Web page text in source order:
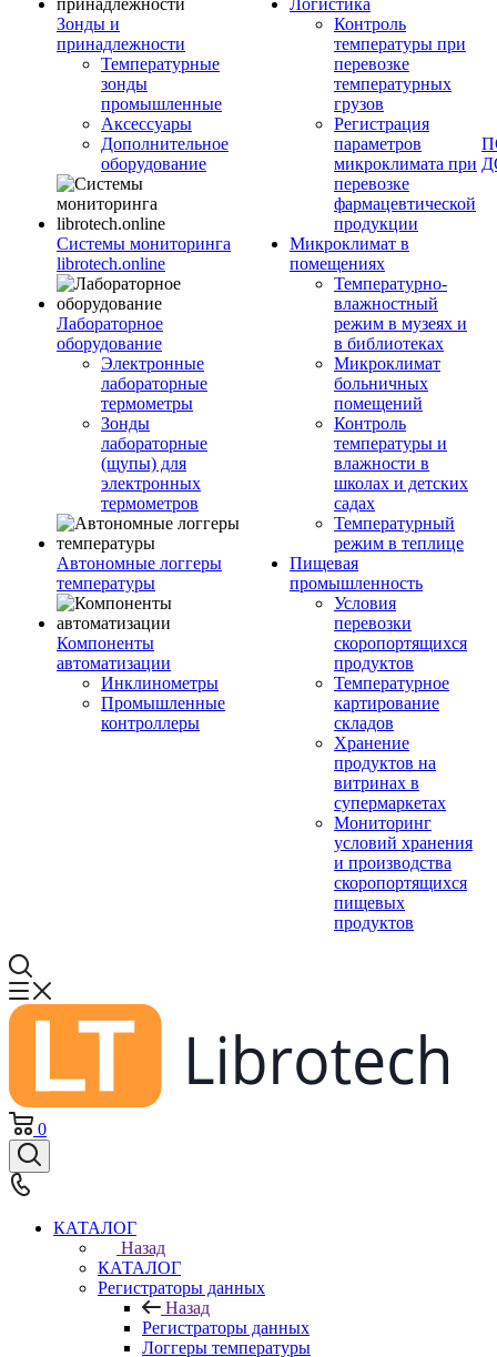
Зонды и
принадлежности
Температурные
зонды
промышленные
Аксессуары
Дополнительное
оборудование
Системы мониторинга
librotech.online
Лабораторное
оборудование
Электронные
лабораторные
термометры
Зонды
лабораторные
(щупы) для
электронных
термометров
Автономные логгеры
температуры
Компоненты
автоматизации
Инклинометры
Промышленные
контроллеры
Логистика
Контроль
температуры при
перевозке
температурных
грузов
Регистрация
параметров
микроклимата при
перевозке
фармацевтической
продукции
Микроклимат в
помещениях
Температурно-
влажностный
режим в музеях и
в библиотеках
Микроклимат
больничных
помещений
Контроль
температуры и
влажности в
школах и детских
садах
Температурный
режим в теплице
Пищевая
промышленность
Условия
перевозки
скоропортящихся
продуктов
Температурное
картирование
складов
Хранение
продуктов на
витринах в
супермаркетах
Мониторинг
условий хранения
и производства
скоропортящихся
пищевых
продуктов
0
КАТАЛОГ
Назад
КАТАЛОГ
Регистраторы данных
Назад
Регистраторы данных
Логгеры температуры